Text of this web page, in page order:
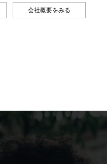
会社概要をみる